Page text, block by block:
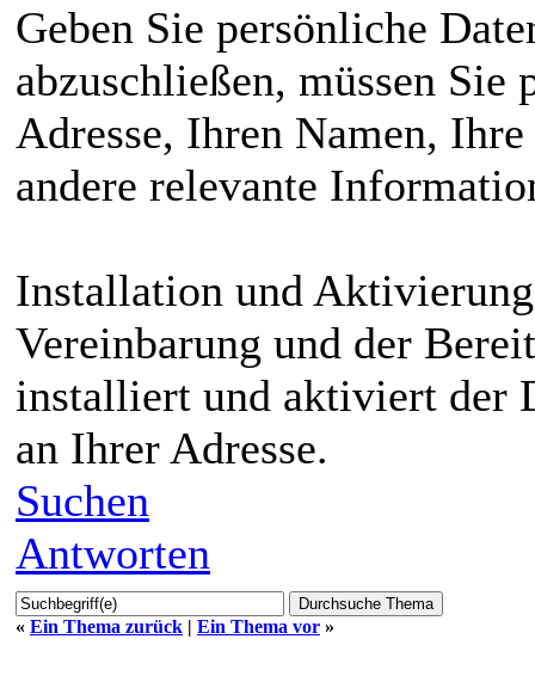
Geben Sie persönliche
abzuschließen, müssen
Adresse, Ihren Namen,
andere relevante
Installation und
Vereinbarung und der
installiert und aktiviert der
an Ihrer Adresse.
Suchen
Antworten
« Ein Thema zurück | Ein Thema vor »